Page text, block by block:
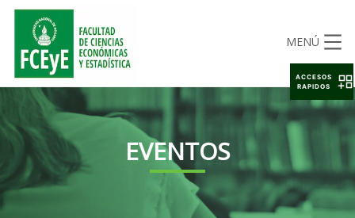
MENÚ
EVENTOS
ACCESOS
RAPIDOS